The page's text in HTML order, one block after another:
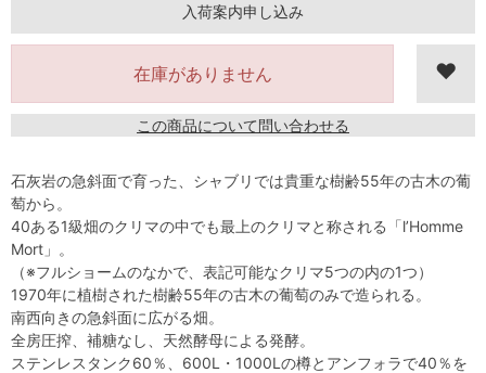
入荷案内申し込み
在庫がありません
この商品について問い合わせる
石灰岩の急斜面で育った、シャブリでは貴重な樹齢55年の古木の葡
萄から。
40ある1級畑のクリマの中でも最上のクリマと称される「l’Homme
Mort」。
（※フルショームのなかで、表記可能なクリマ5つの内の1つ）
1970年に植樹された樹齢55年の古木の葡萄のみで造られる。
南西向きの急斜面に広がる畑。
全房圧搾、補糖なし、天然酵母による発酵。
ステンレスタンク60％、600L・1000Lの樽とアンフォラで40％を